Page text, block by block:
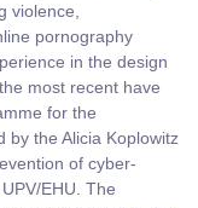
violence,
pornography
in the design
most recent have
for the
by the Alicia Koplowitz
of cyber-
EHU. The